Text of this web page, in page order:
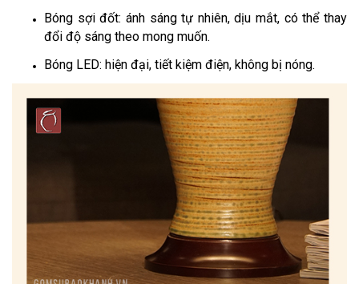
Bóng sợi đốt: ánh sáng tự nhiên, dịu mắt, có thể thay
đổi độ sáng theo mong muốn.
Bóng LED: hiện đại, tiết kiệm điện, không bị nóng.